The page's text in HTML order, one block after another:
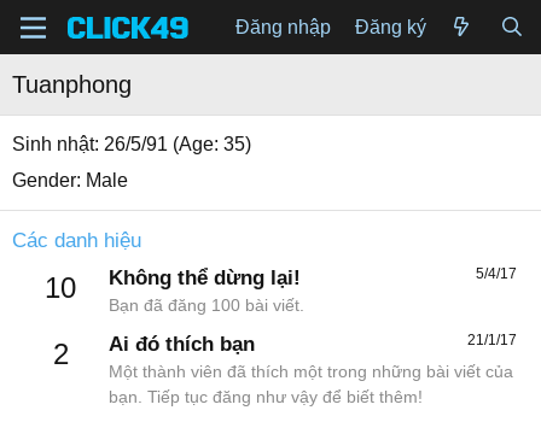
Đăng nhập Đăng ký
Tuanphong
Sinh nhật 26/5/91 (Age: 35)
Gender Male
Các danh hiệu
10 5/4/17
Không thể dừng lại!
Bạn đã đăng 100 bài viết.
2 21/1/17
Ai đó thích bạn
Một thành viên đã thích một trong những bài viết của
bạn. Tiếp tục đăng như vậy để biết thêm!